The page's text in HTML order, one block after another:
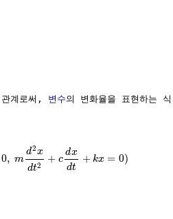
관계로써, 변수의 변화율을 표현하는 식
0, m
d2x
dt2
+ c
dx
dt
+ kx = 0)